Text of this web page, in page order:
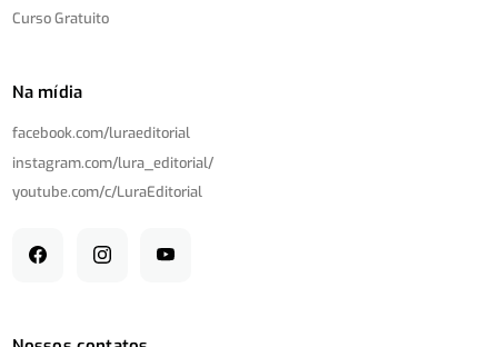
Curso Gratuito
Na mídia
facebook.com/luraeditorial
instagram.com/lura_editorial/
youtube.com/c/LuraEditorial